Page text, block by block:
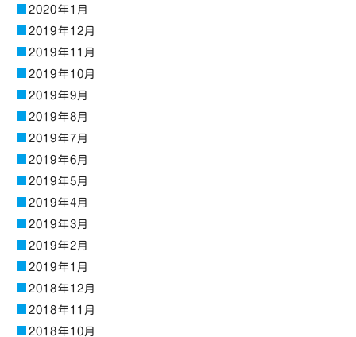
2020年1月
2019年12月
2019年11月
2019年10月
2019年9月
2019年8月
2019年7月
2019年6月
2019年5月
2019年4月
2019年3月
2019年2月
2019年1月
2018年12月
2018年11月
2018年10月